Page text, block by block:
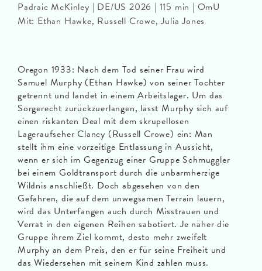
Oregon 1933: Nach dem Tod seiner Frau wird
Samuel Murphy (Ethan Hawke) von seiner Tochter
getrennt und landet in einem Arbeitslager. Um das
Sorgerecht zurückzuerlangen, lässt Murphy sich auf
einen riskanten Deal mit dem skrupellosen
Lageraufseher Clancy (Russell Crowe) ein: Man
stellt ihm eine vorzeitige Entlassung in Aussicht,
wenn er sich im Gegenzug einer Gruppe Schmuggler
bei einem Goldtransport durch die unbarmherzige
Wildnis anschließt. Doch abgesehen von den
Gefahren, die auf dem unwegsamen Terrain lauern,
wird das Unterfangen auch durch Misstrauen und
Verrat in den eigenen Reihen sabotiert. Je näher die
Gruppe ihrem Ziel kommt, desto mehr zweifelt
Murphy an dem Preis, den er für seine Freiheit und
das Wiedersehen mit seinem Kind zahlen muss.
Padraic McKinley | DE/US 2026 | 115 min | OmU
Mit: Ethan Hawke, Russell Crowe, Julia Jones